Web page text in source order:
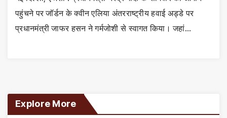
पहुंचने पर जॉर्डन के क्वीन एलिया अंतरराष्ट्रीय हवाई अड्डे पर
प्रधानमंत्री जाफर हसन ने गर्मजोशी से स्वागत किया। जहां…
Explore More